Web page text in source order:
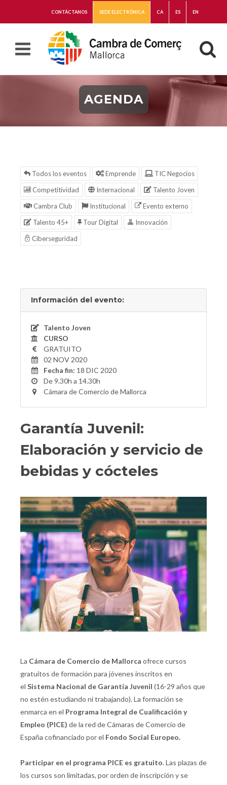
CONTÁCTANOS SEDE ELECTRÓNICA CA ES EN
AGENDA
Todos los eventos Emprende
TIC Negocios
Competitividad
Internacional
Talento Joven
Cambra Club
Institucional
Evento externo
Talento 45+
Tour Digital
Innovación
Ciberseguridad
Información del evento:
Talento Joven
CURSO
GRATUITO
02 NOV 2020
Fecha fin: 18 DIC 2020
De 9.30h a 14.30h
Cámara de Comercio de Mallorca
Garantía Juvenil:
Elaboración y servicio de
bebidas y cócteles
La Cámara de Comercio de Mallorca ofrece cursos
gratuitos de formación para jóvenes inscritos en
el Sistema Nacional de Garantía Juvenil (16-29 años que
no estén estudiando ni trabajando). La formación se
enmarca en el Programa Integral de Cualificación y
Empleo (PICE) de la red de Cámaras de Comercio de
España cofinanciado por el Fondo Social Europeo.
Participar en el programa PICE es gratuito. Las plazas de
los cursos son limitadas, por orden de inscripción y se